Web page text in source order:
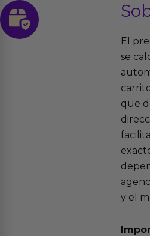
El
se
que
y el